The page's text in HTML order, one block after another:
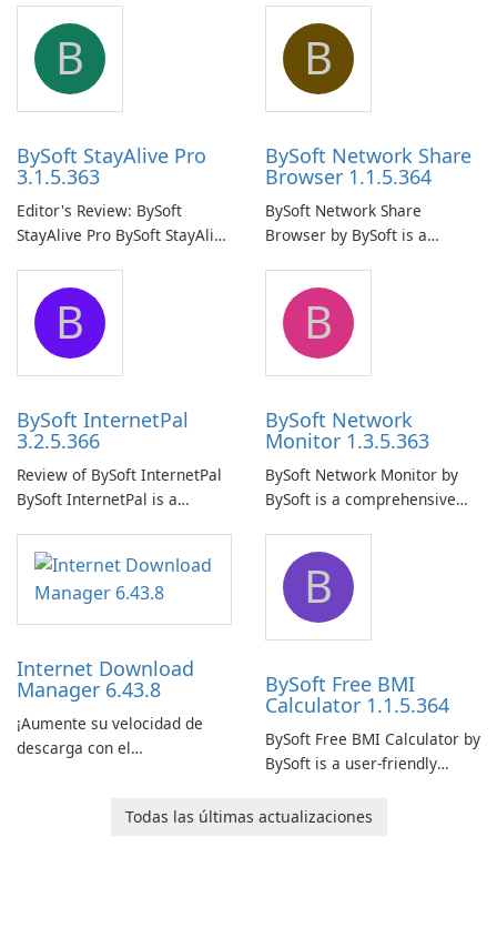
B
BySoft StayAlive Pro
3.1.5.363
Editor's Review: BySoft
StayAlive Pro BySoft StayAlive
application designed to
ensure the continuous and
uninterrupted operation of
your computer system.
B
BySoft Network Share
Browser 1.1.5.364
BySoft Network Share
Browser by BySoft is a
application that allows users
to easily browse and manage
shared folders on their
network.
B
BySoft InternetPal
3.2.5.366
Review of BySoft InternetPal
BySoft InternetPal is a
application designed to
monitor your internet
connection and provide real-
time insights into its
B
BySoft Network
Monitor 1.3.5.363
BySoft Network Monitor by
BySoft is a comprehensive
designed to help businesses
effectively manage their
network infrastructure.
Internet Download
Manager 6.43.8
¡Aumente su velocidad de
descarga con el
B
BySoft Free BMI
Calculator 1.1.5.364
BySoft Free BMI Calculator by
BySoft is a user-friendly
designed to help you
Todas las últimas actualizaciones